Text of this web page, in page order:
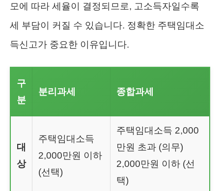
모에 따라 세율이 결정되므로, 고소득자일수록
세 부담이 커질 수 있습니다. 정확한 주택임대소
득신고가 중요한 이유입니다.
구
분
분리과세 종합과세
대
상
주택임대소득
2,000만원 이하
(선택)
주택임대소득 2,000
만원 초과 (의무)
2,000만원 이하 (선
택)